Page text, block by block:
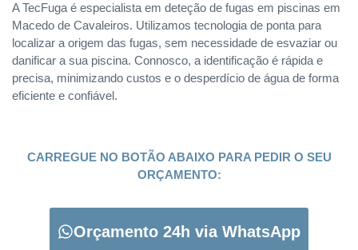
A TecFuga é especialista em deteção de fugas em piscinas em
Macedo de Cavaleiros. Utilizamos tecnologia de ponta para
localizar a origem das fugas, sem necessidade de esvaziar ou
danificar a sua piscina. Connosco, a identificação é rápida e
precisa, minimizando custos e o desperdício de água de forma
eficiente e confiável.
CARREGUE NO BOTÃO ABAIXO PARA PEDIR O SEU
ORÇAMENTO:
Orçamento 24h via WhatsApp